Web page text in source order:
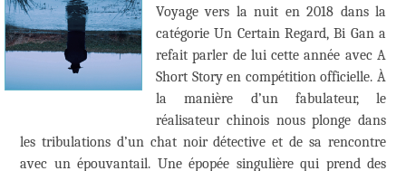
Voyage vers la nuit en 2018 dans la
catégorie Un Certain Regard, Bi Gan a
refait parler de lui cette année avec A
Short Story en compétition officielle. À
la manière d’un fabulateur, le
réalisateur chinois nous plonge dans
les tribulations d’un chat noir détective et de sa rencontre
avec un épouvantail. Une épopée singulière qui prend des